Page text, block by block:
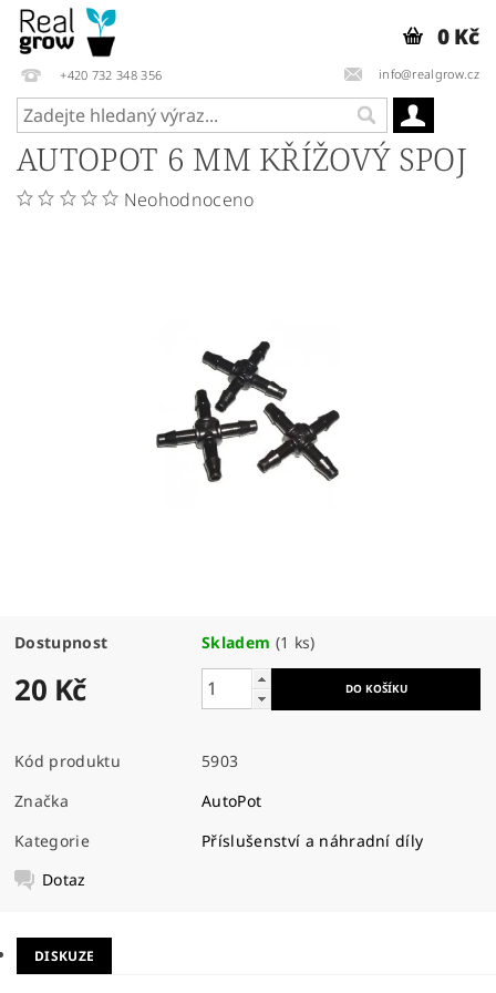
+420 732 348 356 info@realgrow.cz
0 Kč
AUTOPOT 6 MM KŘÍŽOVÝ SPOJ
Neohodnoceno
Dostupnost Skladem (1 ks)
20 Kč
Kód produktu
5903
Značka
AutoPot
Kategorie
Příslušenství a náhradní díly
Dotaz
DISKUZE